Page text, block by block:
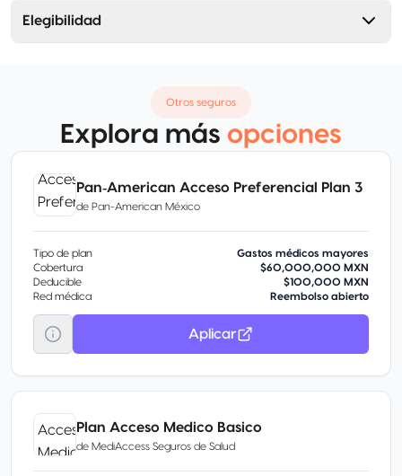
Elegibilidad
Otros seguros
Explora más opciones
Pan‑American Acceso Preferencial Plan 3
de Pan-American México
Tipo de plan
Gastos médicos mayores
Cobertura
$60,000,000 MXN
Deducible
$100,000 MXN
Red médica
Reembolso abierto
Aplicar
Plan Acceso Medico Basico
de MediAccess Seguros de Salud